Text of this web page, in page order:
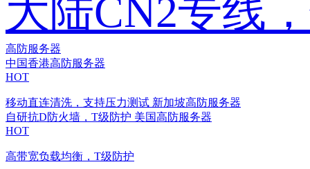
大陆CN2专线
高防服务器
中国香港高防服务器
HOT
移动直连清洗，支持压力测试 新加坡高防服务器
自研抗D防火墙，T级防护 美国高防服务器
HOT
高带宽负载均衡，T级防护